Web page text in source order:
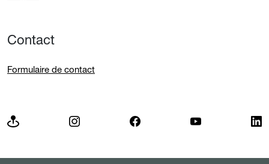
Contact
Formulaire de contact